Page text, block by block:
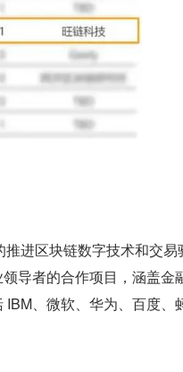
进区块链数字技术和交易
导者的合作项目，涵盖金融
、微软、华为、百度、